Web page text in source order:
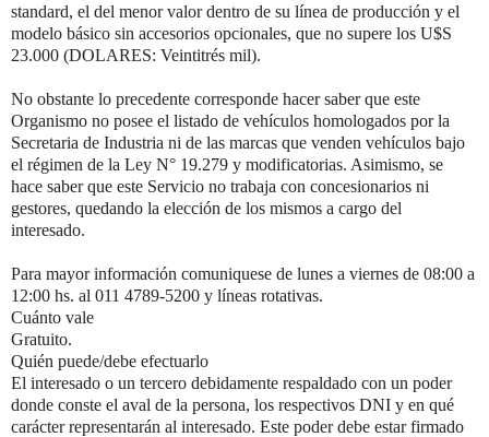
standard, el del menor valor dentro de su línea de producción y el
modelo básico sin accesorios opcionales, que no supere los U$S
23.000 (DOLARES: Veintitrés mil).
No obstante lo precedente corresponde hacer saber que este
Organismo no posee el listado de vehículos homologados por la
Secretaria de Industria ni de las marcas que venden vehículos bajo
el régimen de la Ley N° 19.279 y modificatorias. Asimismo, se
hace saber que este Servicio no trabaja con concesionarios ni
gestores, quedando la elección de los mismos a cargo del
interesado.
Para mayor información comuniquese de lunes a viernes de 08:00 a
12:00 hs. al 011 4789-5200 y líneas rotativas.
Cuánto vale
Gratuito.
Quién puede/debe efectuarlo
El interesado o un tercero debidamente respaldado con un poder
donde conste el aval de la persona, los respectivos DNI y en qué
carácter representarán al interesado. Este poder debe estar firmado